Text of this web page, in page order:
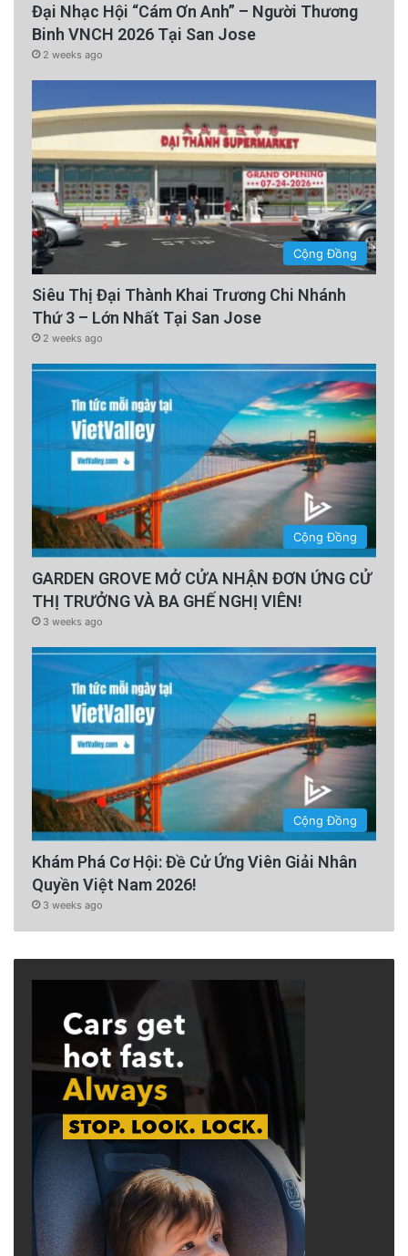
Đại Nhạc Hội “Cám Ơn Anh” – Người Thương
Binh VNCH 2026 Tại San Jose
2 weeks ago
Cộng Đồng
Siêu Thị Đại Thành Khai Trương Chi Nhánh
Thứ 3 – Lớn Nhất Tại San Jose
2 weeks ago
Cộng Đồng
GARDEN GROVE MỞ CỬA NHẬN ĐƠN ỨNG CỬ
THỊ TRƯỞNG VÀ BA GHẾ NGHỊ VIÊN!
3 weeks ago
Cộng Đồng
Khám Phá Cơ Hội: Đề Cử Ứng Viên Giải Nhân
Quyền Việt Nam 2026!
3 weeks ago